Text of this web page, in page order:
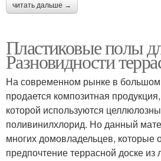
читать дальше →
Пластиковые полы
Разновидности
На современном рынке в большом
продается композитная
которой используются
поливинилхлорид. Но данный
многих домовладельцев, которые
предпочтение террасной доске из